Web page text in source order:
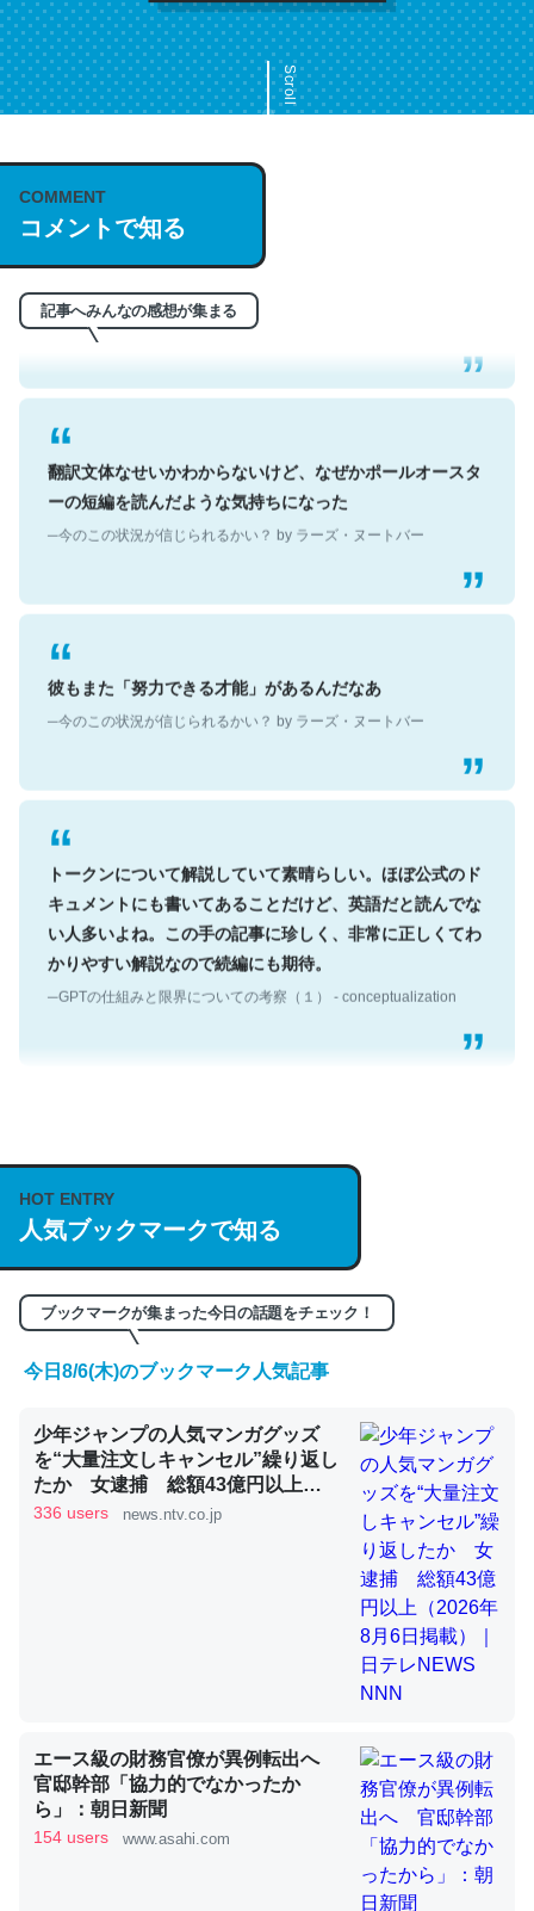
Scroll
COMMENT
コメントで知る
記事へみんなの感想が集まる
これは名文。彼はとてもクレバーなんだろうなと凄く思
う。英語少しでも読める人は原文もお勧め。自分はこの流
─今のこの状況が信じられるかい？ by ラーズ・ヌートバー
翻訳文体なせいかわからないけど、なぜかポールオースタ
ーの短編を読んだような気持ちになった
─今のこの状況が信じられるかい？ by ラーズ・ヌートバー
彼もまた「努力できる才能」があるんだなあ
─今のこの状況が信じられるかい？ by ラーズ・ヌートバー
トークンについて解説していて素晴らしい。ほぼ公式のド
キュメントにも書いてあることだけど、英語だと読んでな
い人多いよね。この手の記事に珍しく、非常に正しくてわ
かりやすい解説なので続編にも期待。
─GPTの仕組みと限界についての考察（１） - conceptualization
説してる記事が少ないので貴重な良記事。/続編来た
https://isobe324649.hatenablog.com/entry/2023/03/27
/064121
─GPTの仕組みと限界についての考察（１） - conceptualization
くらい。小説でいう「ずっと前の伏線」は回収されないけ
ど、短期記憶というには多い分量。進化すればするほど分
かりやすく強くなりそう
─GPTの仕組みと限界についての考察（１） - conceptualization
昆虫ってカルシウム少ないのか。知らんかった。調べたら
─ニュース :: 【研究発表】昆虫学の大問題＝「昆虫はなぜ海にいな
いのか」に関する新仮説
HOT ENTRY
人気ブックマークで知る
ブックマークが集まった今日の話題をチェック！
今日8/6(木)のブックマーク人気記事
少年ジャンプの人気マンガグッズ
を“大量注文しキャンセル”繰り返し
たか 女逮捕 総額43億円以上
（2026年8月6日掲載）｜日テレ
336 users news.ntv.co.jp
エース級の財務官僚が異例転出へ
官邸幹部「協力的でなかったか
ら」：朝日新聞
154 users www.asahi.com